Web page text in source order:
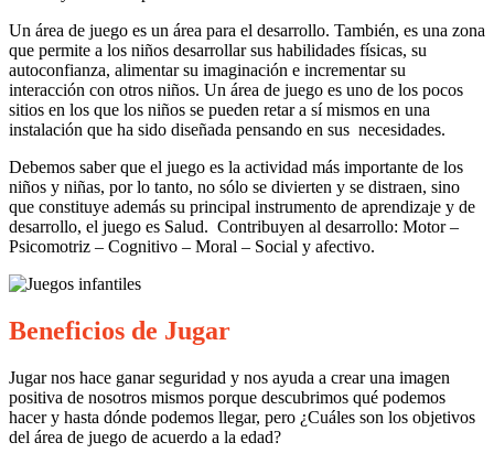
Un área de juego es un área para el desarrollo. También, es una zona
que permite a los niños desarrollar sus habilidades físicas, su
autoconfianza, alimentar su imaginación e incrementar su
interacción con otros niños. Un área de juego es uno de los pocos
sitios en los que los niños se pueden retar a sí mismos en una
instalación que ha sido diseñada pensando en sus necesidades.
Debemos saber que el juego es la actividad más importante de los
niños y niñas, por lo tanto, no sólo se divierten y se distraen, sino
que constituye además su principal instrumento de aprendizaje y de
desarrollo, el juego es Salud. Contribuyen al desarrollo: Motor –
Psicomotriz – Cognitivo – Moral – Social y afectivo.
Beneficios de Jugar
Jugar nos hace ganar seguridad y nos ayuda a crear una imagen
positiva de nosotros mismos porque descubrimos qué podemos
hacer y hasta dónde podemos llegar, pero ¿Cuáles son los objetivos
del área de juego de acuerdo a la edad?